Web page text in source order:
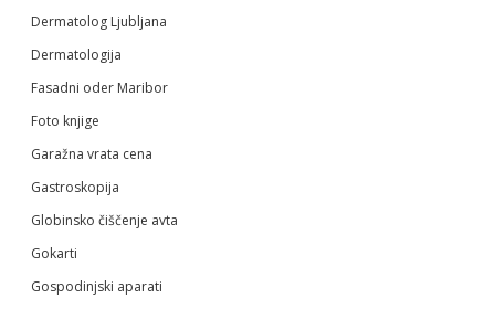
Dermatolog Ljubljana
Dermatologija
Fasadni oder Maribor
Foto knjige
Garažna vrata cena
Gastroskopija
Globinsko čiščenje avta
Gokarti
Gospodinjski aparati